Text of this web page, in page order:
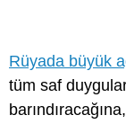
Rüyada büyük
tüm saf